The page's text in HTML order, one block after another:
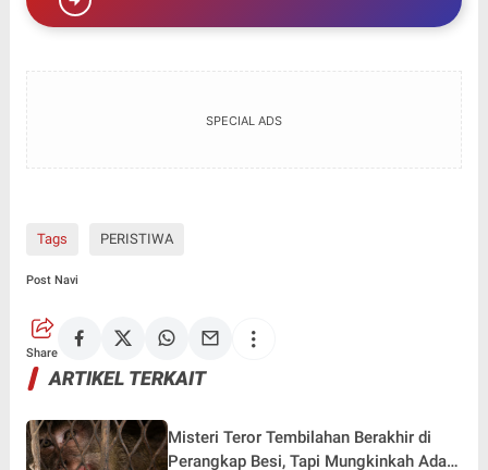
SPECIAL ADS
Tags PERISTIWA
Post Navi
Share
ARTIKEL TERKAIT
Misteri Teror Tembilahan Berakhir di
Perangkap Besi, Tapi Mungkinkah Ada